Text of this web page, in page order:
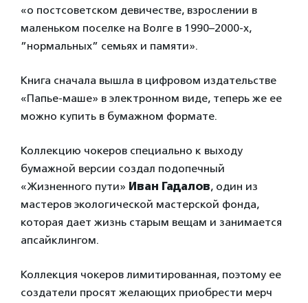
«о постсоветском девичестве, взрослении в
маленьком поселке на Волге в 1990–2000-х,
”нормальных” семьях и памяти».
Книга сначала вышла в цифровом издательстве
«Папье-маше» в электронном виде, теперь же ее
можно купить в бумажном формате.
Коллекцию чокеров специально к выходу
бумажной версии создал подопечный
«Жизненного пути» Иван Гадалов, один из
мастеров экологической мастерской фонда,
которая дает жизнь старым вещам и занимается
апсайклингом.
Коллекция чокеров лимитированная, поэтому ее
создатели просят желающих приобрести мерч